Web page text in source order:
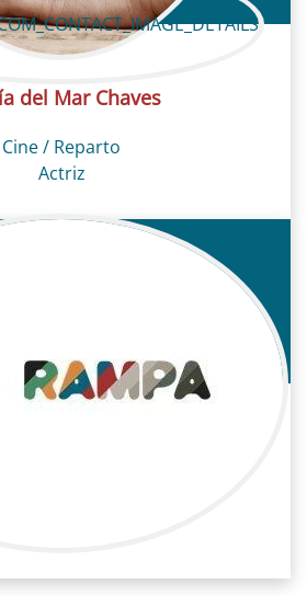
del Mar Chaves
Cine / Reparto
Actriz